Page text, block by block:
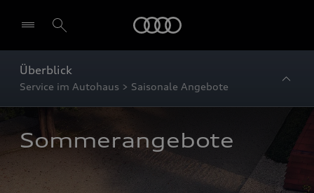
Überblick
Service im Autohaus > Saisonale Angebote
Sommerangebote